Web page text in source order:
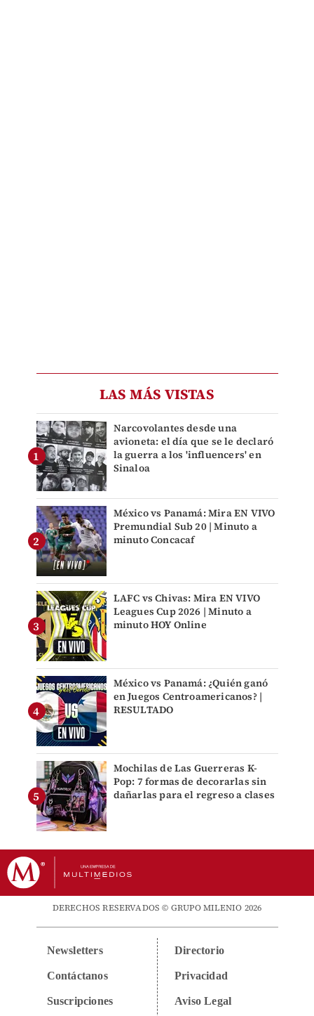
LAS MÁS VISTAS
Narcovolantes desde una
avioneta: el día que se le declaró
la guerra a los 'influencers' en
Sinaloa
México vs Panamá: Mira EN VIVO
Premundial Sub 20 | Minuto a
minuto Concacaf
LAFC vs Chivas: Mira EN VIVO
Leagues Cup 2026 | Minuto a
minuto HOY Online
México vs Panamá: ¿Quién ganó
en Juegos Centroamericanos? |
RESULTADO
Mochilas de Las Guerreras K-
Pop: 7 formas de decorarlas sin
dañarlas para el regreso a clases
DERECHOS RESERVADOS © GRUPO MILENIO 2026
Newsletters
Contáctanos
Suscripciones
Directorio
Privacidad
Aviso Legal